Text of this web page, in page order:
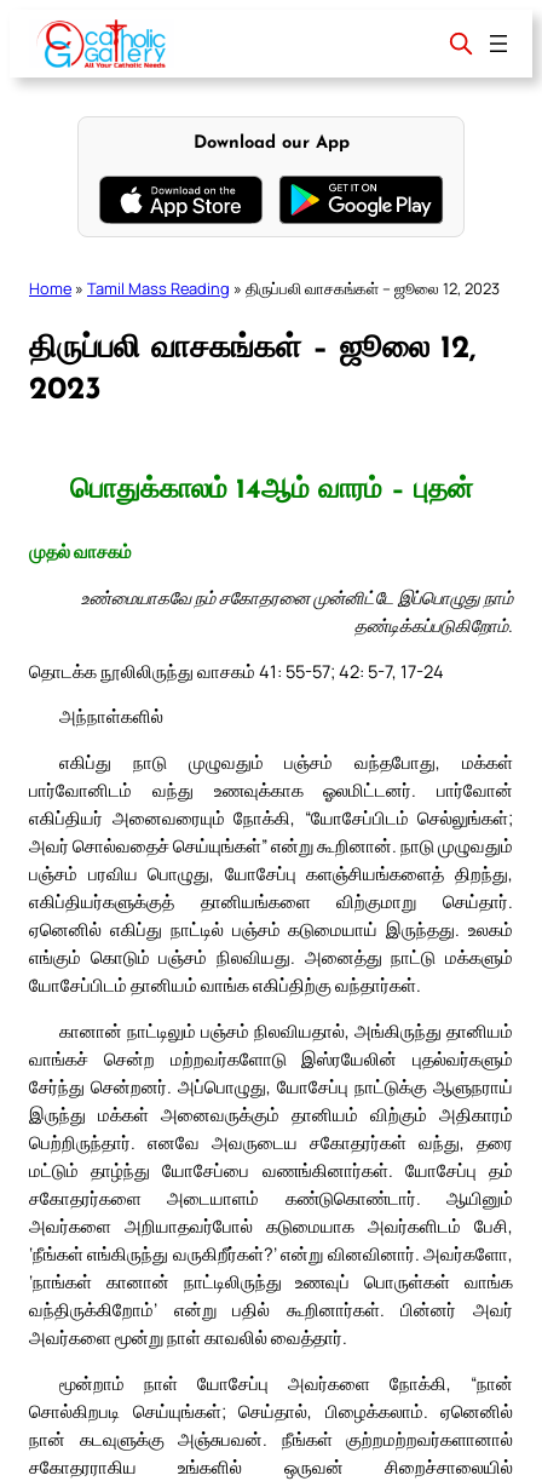
content
Download our App
Home » Tamil Mass Reading » திருப்பலி வாசகங்கள் – ஜூலை 12, 2023
திருப்பலி வாசகங்கள் – ஜூலை 12,
2023
பொதுக்காலம் 14ஆம் வாரம் – புதன்
முதல் வாசகம்
உண்மையாகவே நம் சகோதரனை முன்னிட்டே இப்பொழுது நாம்
தண்டிக்கப்படுகிறோம்.
தொடக்க நூலிலிருந்து வாசகம் 41: 55-57; 42: 5-7, 17-24
அந்நாள்களில்
எகிப்து நாடு முழுவதும் பஞ்சம் வந்தபோது, மக்கள்
பார்வோனிடம் வந்து உணவுக்காக ஓலமிட்டனர். பார்வோன்
எகிப்தியர் அனைவரையும் நோக்கி, “யோசேப்பிடம் செல்லுங்கள்;
அவர் சொல்வதைச் செய்யுங்கள்” என்று கூறினான். நாடு முழுவதும்
பஞ்சம் பரவிய பொழுது, யோசேப்பு களஞ்சியங்களைத் திறந்து,
எகிப்தியர்களுக்குத் தானியங்களை விற்குமாறு செய்தார்.
ஏனெனில் எகிப்து நாட்டில் பஞ்சம் கடுமையாய் இருந்தது. உலகம்
எங்கும் கொடும் பஞ்சம் நிலவியது. அனைத்து நாட்டு மக்களும்
யோசேப்பிடம் தானியம் வாங்க எகிப்திற்கு வந்தார்கள்.
கானான் நாட்டிலும் பஞ்சம் நிலவியதால், அங்கிருந்து தானியம்
வாங்கச் சென்ற மற்றவர்களோடு இஸ்ரயேலின் புதல்வர்களும்
சேர்ந்து சென்றனர். அப்பொழுது, யோசேப்பு நாட்டுக்கு ஆளுநராய்
இருந்து மக்கள் அனைவருக்கும் தானியம் விற்கும் அதிகாரம்
பெற்றிருந்தார். எனவே அவருடைய சகோதரர்கள் வந்து, தரை
மட்டும் தாழ்ந்து யோசேப்பை வணங்கினார்கள். யோசேப்பு தம்
சகோதரர்களை அடையாளம் கண்டுகொண்டார். ஆயினும்
அவர்களை அறியாதவர்போல் கடுமையாக அவர்களிடம் பேசி,
‘நீங்கள் எங்கிருந்து வருகிறீர்கள்?’ என்று வினவினார். அவர்களோ,
‘நாங்கள் கானான் நாட்டிலிருந்து உணவுப் பொருள்கள் வாங்க
வந்திருக்கிறோம்’ என்று பதில் கூறினார்கள். பின்னர் அவர்
அவர்களை மூன்று நாள் காவலில் வைத்தார்.
மூன்றாம் நாள் யோசேப்பு அவர்களை நோக்கி, “நான்
சொல்கிறபடி செய்யுங்கள்; செய்தால், பிழைக்கலாம். ஏனெனில்
நான் கடவுளுக்கு அஞ்சுபவன். நீங்கள் குற்றமற்றவர்களானால்
சகோதரராகிய உங்களில் ஒருவன் சிறைச்சாலையில்